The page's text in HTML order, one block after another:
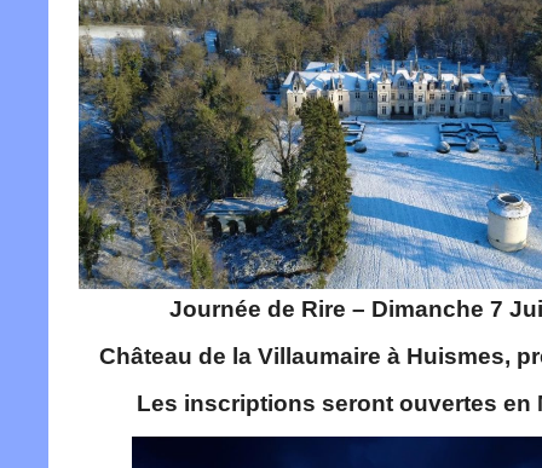
Journée de Rire – Dimanche 7
Château de la Villaumaire à Huismes,
Les inscriptions seront ouvertes en